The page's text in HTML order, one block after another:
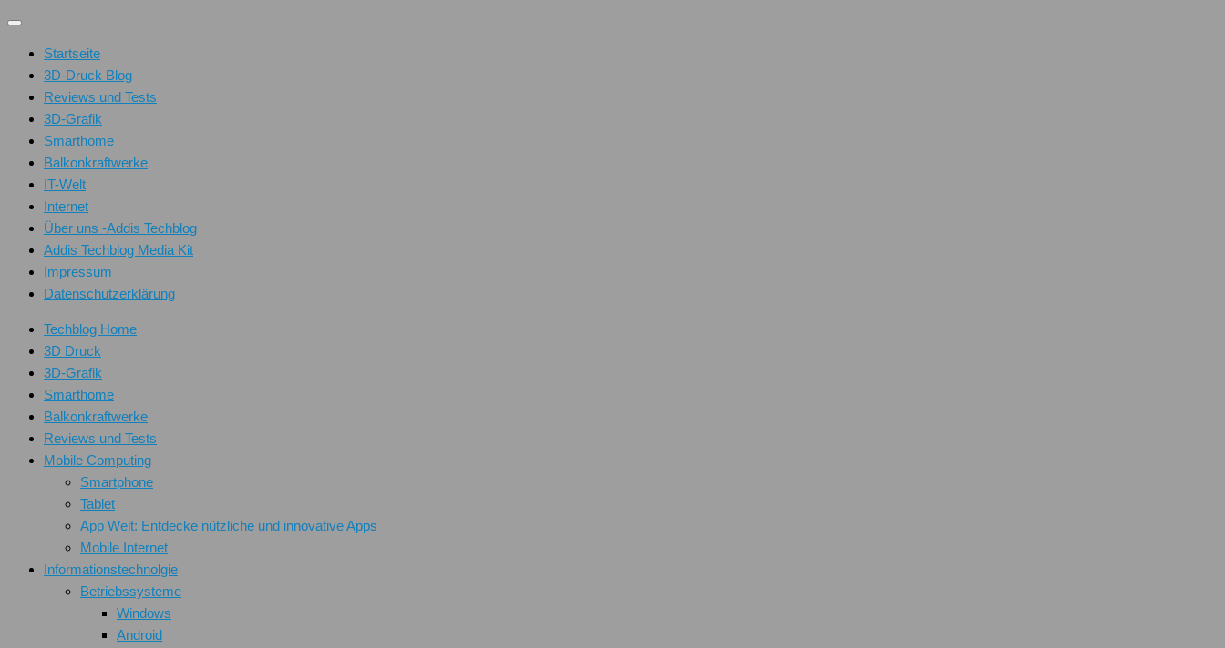
Unter
Inhalt
Startseite
3D-Druck Blog
Reviews und Tests
3D-Grafik
Smarthome
Balkonkraftwerke
IT-Welt
Internet
Über uns -Addis Techblog
Addis Techblog Media Kit
Impressum
Datenschutzerklärung
Techblog Home
3D Druck
3D-Grafik
Smarthome
Balkonkraftwerke
Reviews und Tests
Mobile Computing
Smartphone
Tablet
App Welt: Entdecke nützliche und innovative Apps
Mobile Internet
Informationstechnolgie
Betriebssysteme
Windows
Android